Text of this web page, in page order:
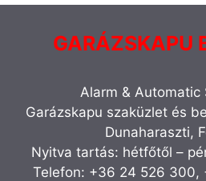
GARÁZSKAPU
Alarm & Automatic
Garázskapu szaküzlet és
Dunaharaszti,
Nyitva tartás: hétfőtől –
Telefon: +36 24 526 300,